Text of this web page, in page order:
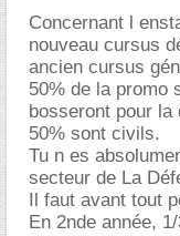
Concernant l
nouveau cursus
ancien cursus
50% de la promo
bosseront pour la
50% sont civils.
Tu n es
secteur de La
Il faut avant tout
En 2nde année,